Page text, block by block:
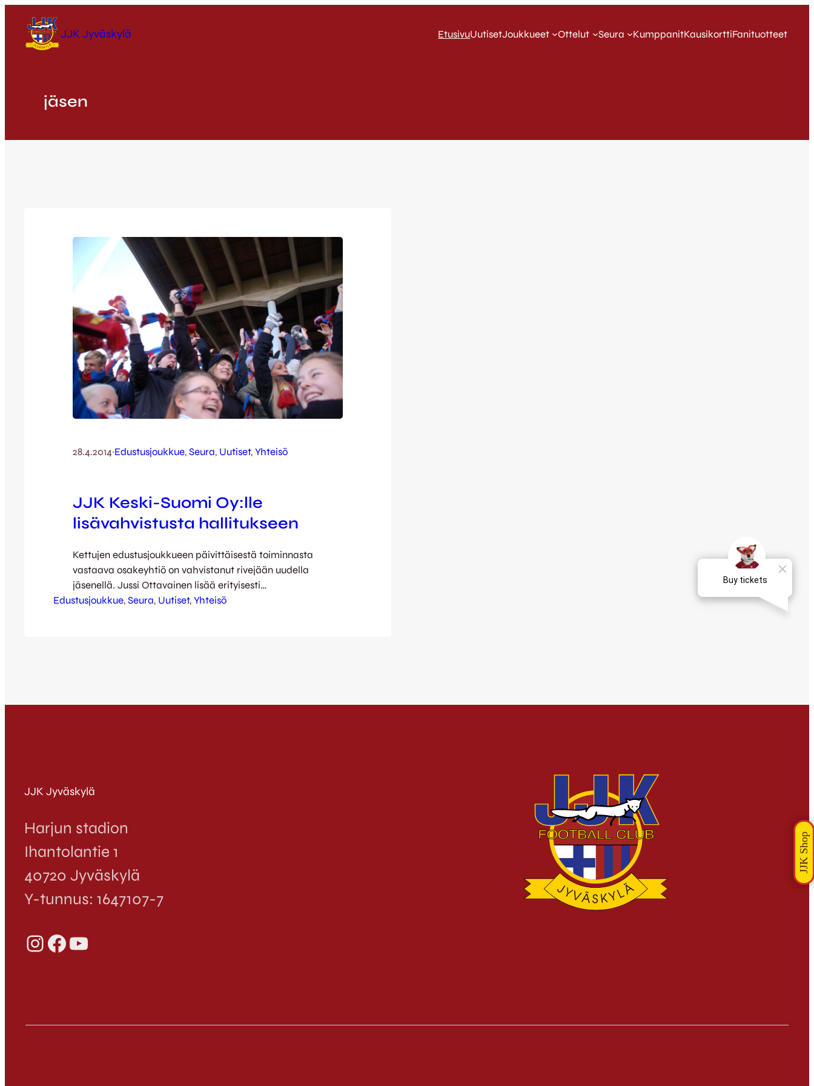
sisältöön
JJK Jyväskylä EtusivuUutisetJoukkueet Ottelut Seura KumppanitKausikorttiFanituotteet
jäsen
28.4.2014·Edustusjoukkue, Seura, Uutiset, Yhteisö
JJK Keski-Suomi Oy:lle
lisävahvistusta hallitukseen
Kettujen edustusjoukkueen päivittäisestä toiminnasta
vastaava osakeyhtiö on vahvistanut rivejään uudella
jäsenellä. Jussi Ottavainen lisää erityisesti
kannattajavinkkeliä seuran hallitustyöskentelyssä. JJK
Jalkapalloilun tuki ry:n varapuheenjohtaja sekä JJK-
Edustusjoukkue, Seura, Uutiset, Yhteisö
JJK Jyväskylä
Harjun stadion
Ihantolantie 1
40720 Jyväskylä
Y-tunnus: 1647107-7
InstagramFacebook YouTube